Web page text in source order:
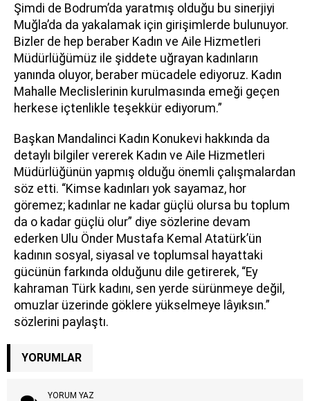
Şimdi de Bodrum’da yaratmış olduğu bu sinerjiyi
Muğla’da da yakalamak için girişimlerde bulunuyor.
Bizler de hep beraber Kadın ve Aile Hizmetleri
Müdürlüğümüz ile şiddete uğrayan kadınların
yanında oluyor, beraber mücadele ediyoruz. Kadın
Mahalle Meclislerinin kurulmasında emeği geçen
herkese içtenlikle teşekkür ediyorum.”
Başkan Mandalinci Kadın Konukevi hakkında da
detaylı bilgiler vererek Kadın ve Aile Hizmetleri
Müdürlüğünün yapmış olduğu önemli çalışmalardan
söz etti. “Kimse kadınları yok sayamaz, hor
göremez; kadınlar ne kadar güçlü olursa bu toplum
da o kadar güçlü olur” diye sözlerine devam
ederken Ulu Önder Mustafa Kemal Atatürk’ün
kadının sosyal, siyasal ve toplumsal hayattaki
gücünün farkında olduğunu dile getirerek, “Ey
kahraman Türk kadını, sen yerde sürünmeye değil,
omuzlar üzerinde göklere yükselmeye lâyıksın.”
sözlerini paylaştı.
YORUMLAR
YORUM YAZ